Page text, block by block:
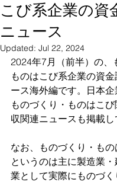
こび系企業の資
ニュース
Updated: Jul 22, 2024
2024年7月（前半）の、
ものはこび系企業の資
ース海外編です。日本
ものづくり・ものはこ
収関連ニュースも掲載し
なお、ものづくり・も
というのは主に製造業
業として実際にものづく